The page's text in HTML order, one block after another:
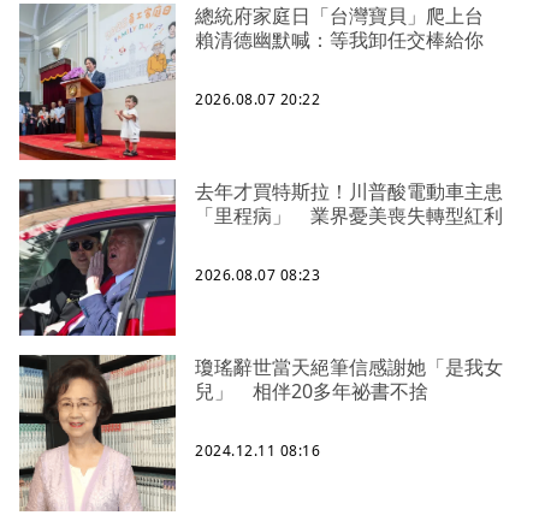
總統府家庭日「台灣寶貝」爬上台
賴清德幽默喊：等我卸任交棒給你
2026.08.07 20:22
去年才買特斯拉！川普酸電動車主患
「里程病」 業界憂美喪失轉型紅利
2026.08.07 08:23
瓊瑤辭世當天絕筆信感謝她「是我女
兒」 相伴20多年祕書不捨
2024.12.11 08:16